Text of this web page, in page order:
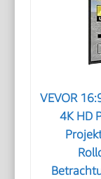
VEVOR
4K HD